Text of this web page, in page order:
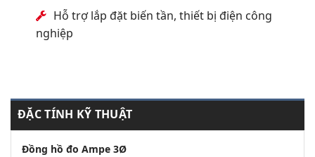
Hỗ trợ lắp đặt biến tần, thiết bị điện công
nghiệp
ĐẶC TÍNH KỸ THUẬT
Đồng hồ đo Ampe 3Ø